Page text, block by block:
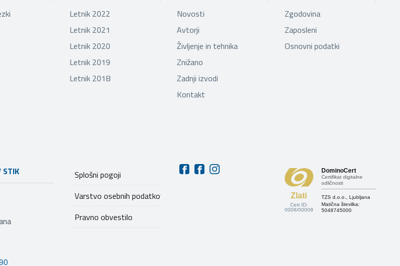
Letnik 2022
Letnik 2021
Letnik 2020
Letnik 2019
Letnik 2018
Novosti
Avtorji
Življenje in tehnika
Znižano
Zadnji izvodi
Kontakt
Zgodovina
Zaposleni
Osnovni podatki
STIK
Splošni pogoji
Varstvo osebnih podatkov
Pravno obvestilo
Zlati
Cert ID:
0008/00008
DominoCert
Certifikat digitalne
odličnosti
TZS d.o.o., Ljubljana
Matična številka:
5048745000